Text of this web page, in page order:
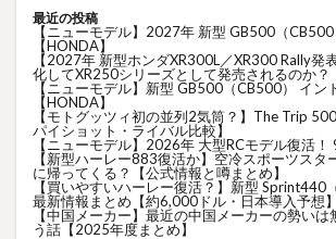
最近の投稿
【ニューモデル】2027年 新型 GB500（
【HONDA】
【2027年 新型ホンダXR300L／XR300 Rally発
化してXR250シリーズとして発売されるのか？
【ニューモデル】新型 GB500（CB500） イン
【HONDA】
【モトグッツィ初の並列2気筒？】The Trip
パイショット・ライバル比較】
【ニューモデル】2026年 大型RCモデル復活！
【新型ハーレー883復活か】空冷スポーツス
に帰ってくる？【公式情報と噂まとめ】
【買いやすいハーレー復活？】新型 Sprint440
最新情報まとめ【約6,000ドル・日本導入予想
【中国メーカー】最近の中国メーカーの勢い
う話【2025年度まとめ】